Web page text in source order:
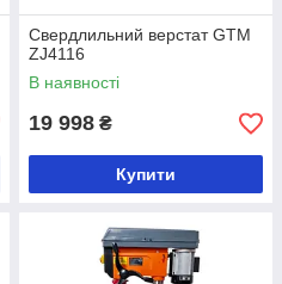
Свердлильний верстат GTM
ZJ4116
В наявності
19 998 ₴
Купити